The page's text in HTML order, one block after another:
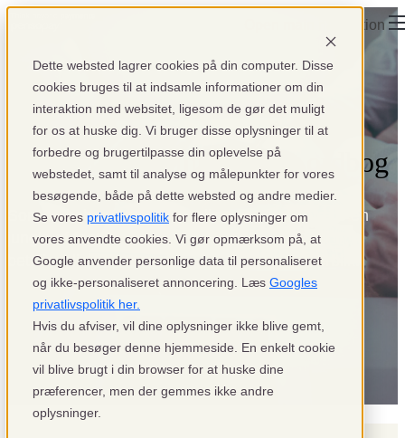
Dette websted lagrer cookies på din computer. Disse
cookies bruges til at indsamle informationer om din
interaktion med websitet, ligesom de gør det muligt
for os at huske dig. Vi bruger disse oplysninger til at
forbedre og brugertilpasse din oplevelse på
webstedet, samt til analyse og målepunkter for vores
besøgende, både på dette websted og andre medier.
Se vores privatlivspolitik for flere oplysninger om
vores anvendte cookies. Vi gør opmærksom på, at
Google anvender personlige data til personaliseret
og ikke-personaliseret annoncering. Læs Googles
privatlivspolitik her.
Hvis du afviser, vil dine oplysninger ikke blive gemt,
når du besøger denne hjemmeside. En enkelt cookie
vil blive brugt i din browser for at huske dine
præferencer, men der gemmes ikke andre
oplysninger.
Open main navigation
Den betalingslingvistiske ordbog
Som webshopejer kan betalingsløsninger være en
jungle af fagtermer. Derfor har vi udviklet en
betalingslingvistisk ordbog, så du kan få overblik.